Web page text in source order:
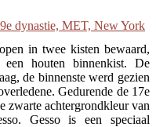
in twee kisten bewaard,
een houten binnenkist. De
de binnenste werd gezien
Gedurende de 17e
zwarte achtergrondkleur van
Gesso is een speciaal